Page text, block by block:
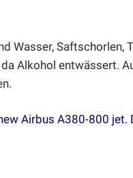
Wasser, Saftschorlen,
Alkohol entwässert.
Airbus A380-800 jet.